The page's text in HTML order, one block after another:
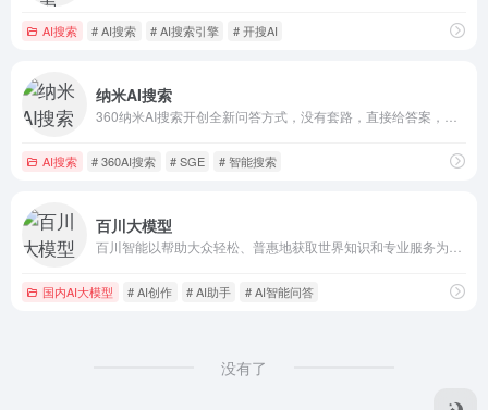
AI搜索 # AI搜索 # AI搜索引擎 # 开搜AI
纳米AI搜索
AI搜索 # 360AI搜索 # SGE # 智能搜索
百川大模型
国内AI大模型 # AI创作 # AI助手 # AI智能问答
没有了